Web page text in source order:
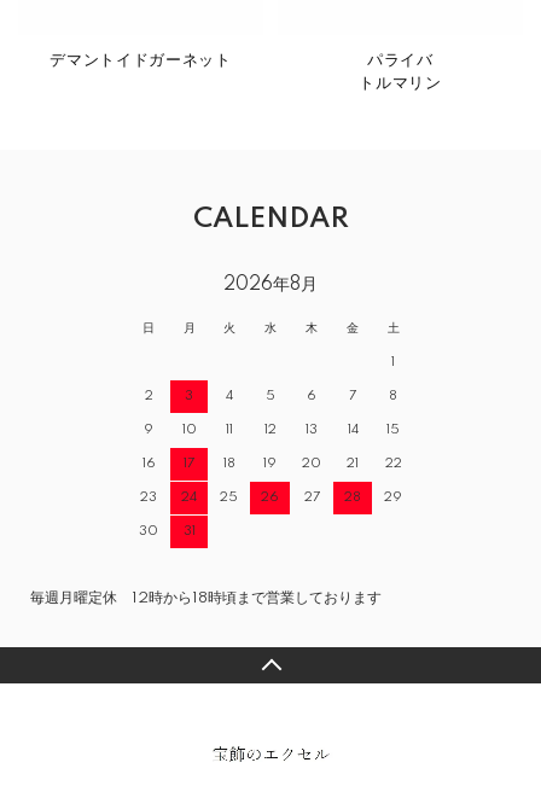
デマントイドガーネット
パライバ
トルマリン
CALENDAR
2026年8月
日 月 火 水 木 金 土
1
2 3 4 5 6 7 8
9 10 11 12 13 14 15
16 17 18 19 20 21 22
23 24 25 26 27 28 29
30 31
毎週月曜定休 12時から18時頃まで営業しております